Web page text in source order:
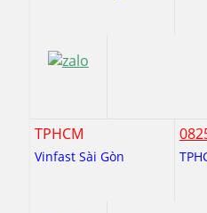
TPHCM
Vinfast Sài Gòn